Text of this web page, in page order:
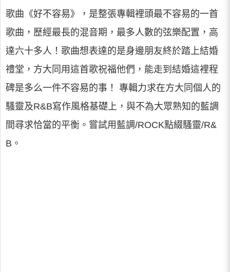
歌曲《好不容易》，是整張專輯裡頭最不容易的一首
歌曲，歷經最長的混音期，最多人數的弦樂配置，高
達六十多人！歌曲想表達的是身邊朋友終於踏上結婚
禮堂，方大同用這首歌祝福他們，能走到結婚這裡程
碑是多么一件不容易的事！ 專輯力求在方大同個人的
騷靈及R&B寫作風格基礎上，與不為大眾熟知的藍調
間尋求恰當的平衡。嘗試用藍調/ROCK點綴騷靈/R&
B。